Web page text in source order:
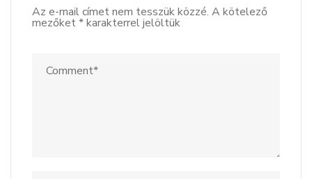
Az e-mail címet nem tesszük közzé. A kötelező
mezőket*karakterrel jelöltük